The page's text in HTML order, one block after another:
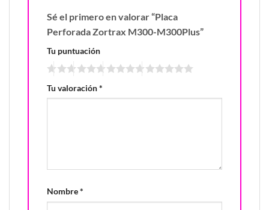
Sé el primero en valorar “Placa
Perforada Zortrax M300-M300Plus”
Tu puntuación
Tu valoración*
Nombre*